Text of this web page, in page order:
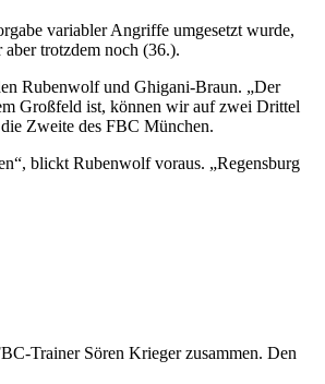
variabler Angriffe umgesetzt wurde,
trotzdem noch (36.).
Rubenwolf und Ghigani-Braun. „Der
Großfeld ist, können wir auf zwei Drittel
Zweite des FBC München.
blickt Rubenwolf voraus. „Regensburg
Trainer Sören Krieger zusammen. Den